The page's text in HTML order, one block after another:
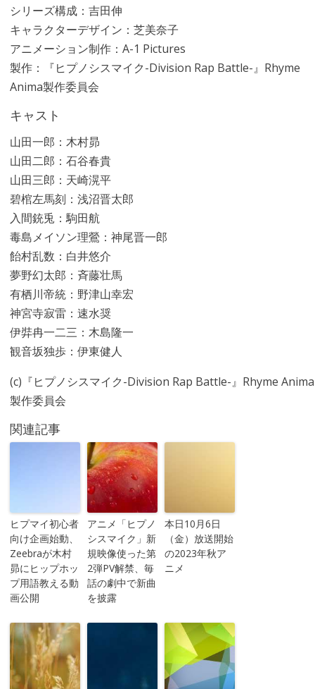
シリーズ構成：吉田伸
キャラクターデザイン：芝美奈子
アニメーション制作：A-1 Pictures
製作：『ヒプノシスマイク-Division Rap Battle-』Rhyme
Anima製作委員会
キャスト
山田一郎：木村昴
山田二郎：石谷春貴
山田三郎：天崎滉平
碧棺左馬刻：浅沼晋太郎
入間銃兎：駒田航
毒島メイソン理鶯：神尾晋一郎
飴村乱数：白井悠介
夢野幻太郎：斉藤壮馬
有栖川帝統：野津山幸宏
神宮寺寂雷：速水奨
伊弉冉一二三：木島隆一
観音坂独歩：伊東健人
(c)『ヒプノシスマイク-Division Rap Battle-』Rhyme Anima
製作委員会
関連記事
ヒプマイ初心者
向け企画始動、
Zeebraが木村
昴にヒップホッ
プ用語教える動
画公開
アニメ「ヒプノ
シスマイク」新
規映像使った第
2弾PV解禁、毎
話の劇中で新曲
を披露
本日10月6日
（金）放送開始
の2023年秋ア
ニメ